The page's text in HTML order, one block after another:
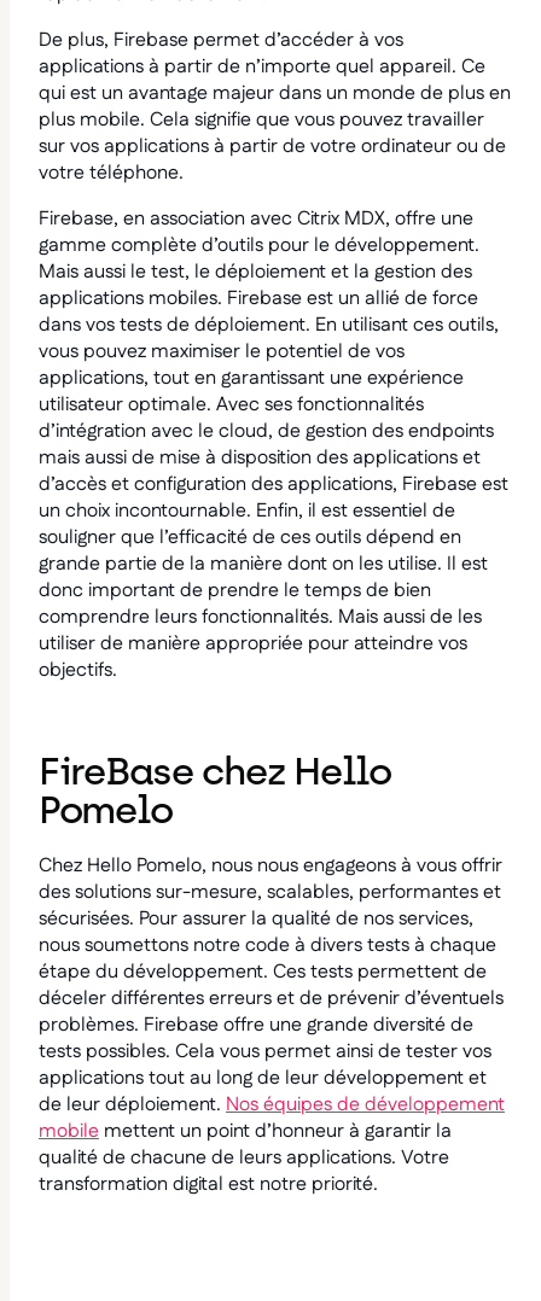
De plus, Firebase permet d’accéder à vos
applications à partir de n’importe quel appareil. Ce
qui est un avantage majeur dans un monde de plus en
plus mobile. Cela signifie que vous pouvez travailler
sur vos applications à partir de votre ordinateur ou de
votre téléphone.
Firebase, en association avec Citrix MDX, offre une
gamme complète d’outils pour le développement.
Mais aussi le test, le déploiement et la gestion des
applications mobiles. Firebase est un allié de force
dans vos tests de déploiement. En utilisant ces outils,
vous pouvez maximiser le potentiel de vos
applications, tout en garantissant une expérience
utilisateur optimale. Avec ses fonctionnalités
d’intégration avec le cloud, de gestion des endpoints
mais aussi de mise à disposition des applications et
d’accès et configuration des applications, Firebase est
un choix incontournable. Enfin, il est essentiel de
souligner que l’efficacité de ces outils dépend en
grande partie de la manière dont on les utilise. Il est
donc important de prendre le temps de bien
comprendre leurs fonctionnalités. Mais aussi de les
utiliser de manière appropriée pour atteindre vos
objectifs.
FireBase chez Hello
Pomelo
Chez Hello Pomelo, nous nous engageons à vous offrir
des solutions sur-mesure, scalables, performantes et
sécurisées. Pour assurer la qualité de nos services,
nous soumettons notre code à divers tests à chaque
étape du développement. Ces tests permettent de
déceler différentes erreurs et de prévenir d’éventuels
problèmes. Firebase offre une grande diversité de
tests possibles. Cela vous permet ainsi de tester vos
applications tout au long de leur développement et
de leur déploiement. Nos équipes de développement
mobile mettent un point d’honneur à garantir la
qualité de chacune de leurs applications. Votre
transformation digital est notre priorité.